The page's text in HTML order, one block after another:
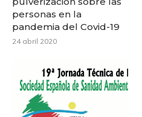
personas en la
pandemia del Covid-19
24 abril 2020